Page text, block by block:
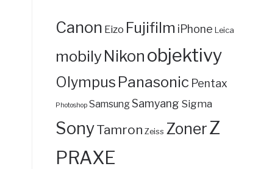
Canon Eizo Fujifilm iPhone Leica
mobilyNikon objektivy
Olympus Panasonic Pentax
Photoshop SamsungSamyang Sigma
SonyTamron Zeiss ZonerZ
PRAXE